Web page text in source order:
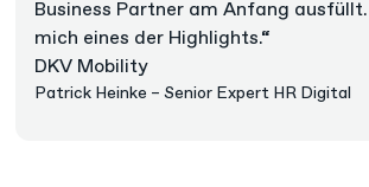
Business Partner am Anfang
mich eines der Highlights.“
DKV Mobility
Patrick Heinke – Senior Expert HR Digital